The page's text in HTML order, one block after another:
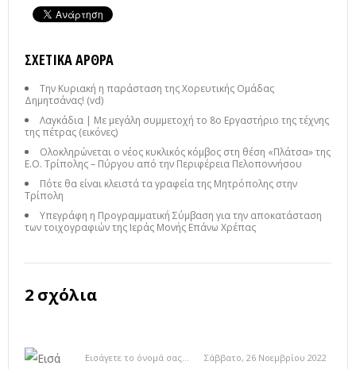
ΣΧΕΤΙΚΆ ΆΡΘΡΑ
Την Κυριακή η παράσταση της Χορευτικής Ομάδας
Δημητσάνας! (vd)
Λαγκάδια | Με μεγάλη συμμετοχή το 8ο Εργαστήριο της τέχνης
της πέτρας (εικόνες)
Ολοκληρώνεται ο νέος κυκλικός κόμβος στη θέση «Πλάτσα» της
Ε.Ο. Τρίπολης – Πύργου από την Περιφέρεια Πελοποννήσου
Πότε θα είναι κλειστά τα γραφεία της Μητρόπολης στην
Τρίπολη
Υπεγράφη η Προγραμματική Σύμβαση για την αποκατάσταση
των τοιχογραφιών της Ιεράς Μονής Επάνω Χρέπας
2 σχόλια
Εισάγετε το όνομά σας...
Σάββατο, 26 Νοεμβρίου 2022